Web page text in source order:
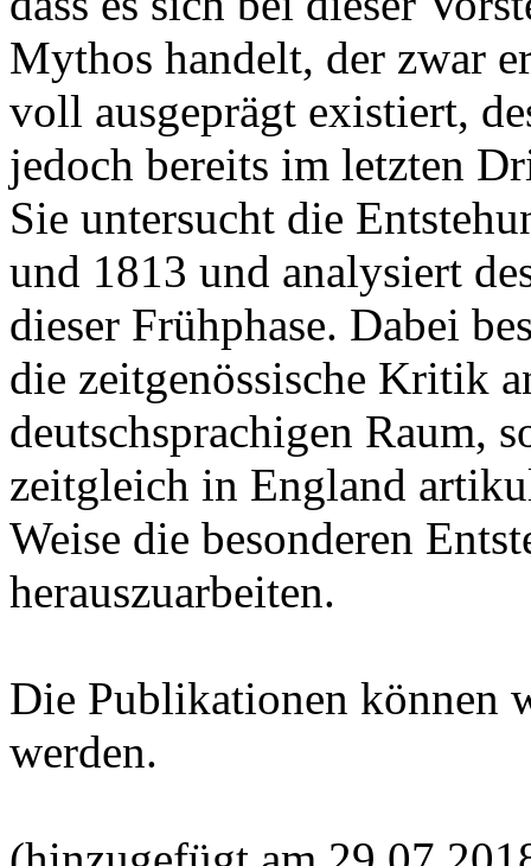
Mythos handelt, der zwar
voll ausgeprägt existiert,
jedoch bereits im letzten
Sie untersucht die
und 1813 und analysiert
dieser Frühphase. Dabei
die zeitgenössische Kritik
deutschsprachigen Raum,
zeitgleich in England
Weise die besonderen
herauszuarbeiten.
Die Publikationen können
werden.